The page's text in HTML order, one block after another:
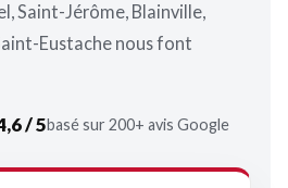
Saint-Jérôme, Blainville,
Eustache nous font
/ 5basé sur 200+ avis Google